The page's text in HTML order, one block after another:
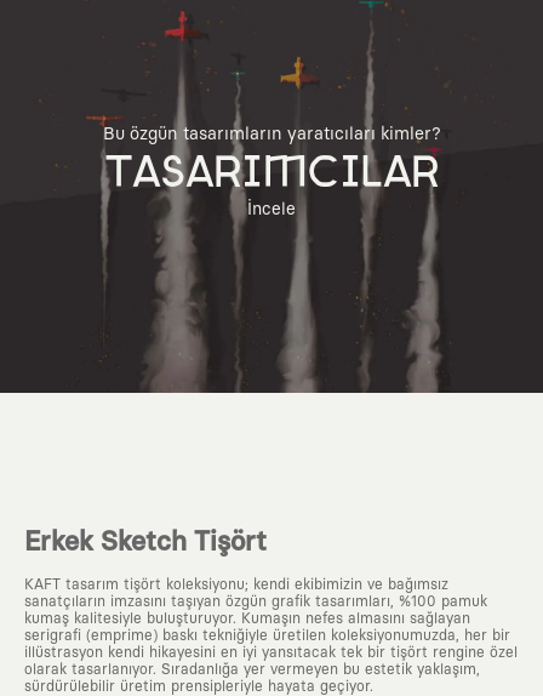
Bu özgün tasarımların yaratıcıları kimler?
TASARIMCILAR
İncele
Erkek Sketch Tişört
KAFT tasarım tişört koleksiyonu; kendi ekibimizin ve bağımsız
sanatçıların imzasını taşıyan özgün grafik tasarımları, %100 pamuk
kumaş kalitesiyle buluşturuyor. Kumaşın nefes almasını sağlayan
serigrafi (emprime) baskı tekniğiyle üretilen koleksiyonumuzda, her bir
illüstrasyon kendi hikayesini en iyi yansıtacak tek bir tişört rengine özel
olarak tasarlanıyor. Sıradanlığa yer vermeyen bu estetik yaklaşım,
sürdürülebilir üretim prensipleriyle hayata geçiyor.